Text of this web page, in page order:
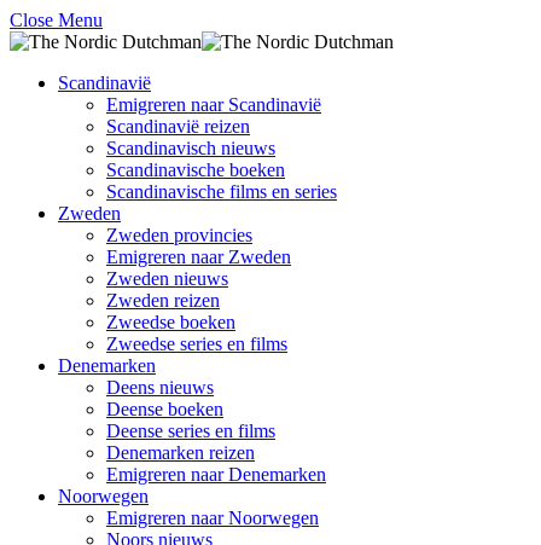
Close Menu
Scandinavië
Emigreren naar Scandinavië
Scandinavië reizen
Scandinavisch nieuws
Scandinavische boeken
Scandinavische films en series
Zweden
Zweden provincies
Emigreren naar Zweden
Zweden nieuws
Zweden reizen
Zweedse boeken
Zweedse series en films
Denemarken
Deens nieuws
Deense boeken
Deense series en films
Denemarken reizen
Emigreren naar Denemarken
Noorwegen
Emigreren naar Noorwegen
Noors nieuws